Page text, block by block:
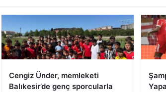
Cengiz Ünder, memleketi
Balıkesir’de genç sporcularla